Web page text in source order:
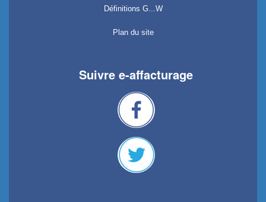
Définitions G...W
Plan du site
Suivre e-affacturage